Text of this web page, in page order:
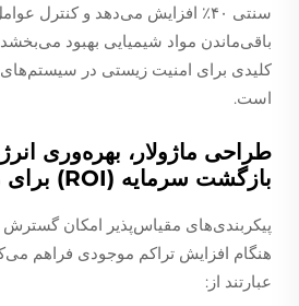
سنتی ۴۰٪ افزایش می‌دهد و کنترل
باقی‌ماندن مواد شیمیایی بهبود
کلیدی برای امنیت زیستی در سیستم‌های
است.
طراحی ماژولار، بهره‌وری
بازگشت سرمایه (ROI) برای مزارع تجاری
پیکربندی‌های مقیاس‌پذیر امکان
هنگام افزایش تراکم موجودی فراهم
عبارتند از: